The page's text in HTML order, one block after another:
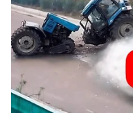
Image Credit :Sky Sports
ಇಂಗ್ಲೆಂಡ್
ವೈಭವ್ ಸೂರ್ಯವಂಶಿ